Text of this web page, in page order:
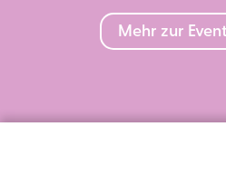
Mehr zur